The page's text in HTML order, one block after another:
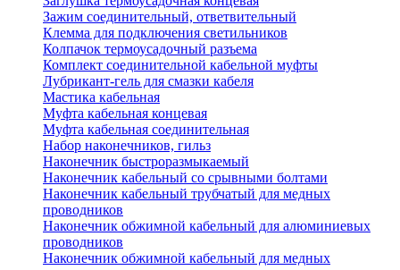
Зажим соединительный, ответвительный
Клемма для подключения светильников
Колпачок термоусадочный разъема
Комплект соединительной кабельной муфты
Лубрикант-гель для смазки кабеля
Мастика кабельная
Муфта кабельная концевая
Муфта кабельная соединительная
Набор наконечников, гильз
Наконечник быстроразмыкаемый
Наконечник кабельный со срывными болтами
Наконечник кабельный трубчатый для медных
проводников
Наконечник обжимной кабельный для алюминиевых
проводников
Наконечник обжимной кабельный для медных